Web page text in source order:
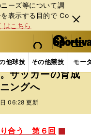
ーズ等について調
表⽰する⽬的で Co
はこちら
閉じ
る
web Sportiva (webスポルティーバ)
検索
マイペ
ー
ジ
メニュ
他球技 その他競技 モー
カー 海外サッカー
サッカーの育成
ングへ
06:28 更新
り合う 第６回